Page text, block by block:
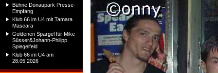
Bühne Donaupark Presse-
Empfang
Klub 66 im U4 mit Tamara
Mascara
Goldenen Spargel für Mike
Süsser&Johann-Philipp
Spiegelfeld
Klub 66 im U4 am
28.05.2026